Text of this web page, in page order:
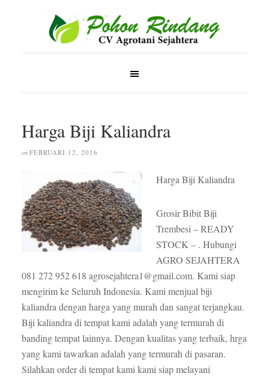
Harga Biji Kaliandra
on FEBRUARI 12, 2016
Harga Biji Kaliandra
Grosir Bibit Biji
Trembesi – READY
STOCK – . Hubungi
AGRO SEJAHTERA
081 272 952 618 agrosejahtera1@gmail.com. Kami siap
mengirim ke Seluruh Indonesia. Kami menjual biji
kaliandra dengan harga yang murah dan sangat terjangkau.
Biji kaliandra di tempat kami adalah yang termurah di
banding tempat lainnya. Dengan kualitas yang terbaik, hrga
yang kami tawarkan adalah yang termurah di pasaran.
Silahkan order di tempat kami kami siap melayani